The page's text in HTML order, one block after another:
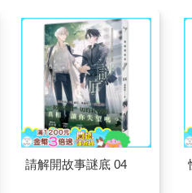
請解開故事謎底 04